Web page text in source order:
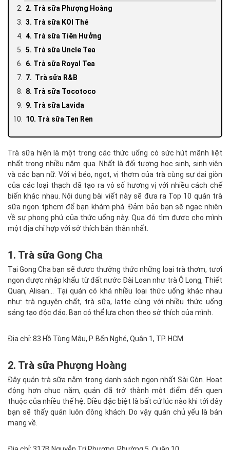
2. Trà sữa Phượng Hoàng
3. Trà sữa KOI Thé
4. Trà sữa Tiên Hưởng
5. Trà sữa Uncle Tea
6. Trà sữa Royal Tea
7. Trà sữa R&B
8. Trà sữa Tocotoco
9. Trà sữa Lavida
10. Trà sữa Ten Ren
Trà sữa hiện là một trong các thức uống có sức hút mãnh liệt
nhất trong nhiều năm qua. Nhất là đối tượng học sinh, sinh viên
và các bạn nữ. Với vị béo, ngọt, vị thơm của trà cùng sự dai giòn
của các loại thạch đã tạo ra vô số hương vị với nhiều cách chế
biến khác nhau. Nội dung bài viết này sẽ đưa ra Top 10 quán trà
sữa ngon tphcm để bạn khám phá. Đảm bảo bạn sẽ ngạc nhiên
về sự phong phú của thức uống này. Qua đó tìm được cho mình
một địa chỉ hợp với sở thích bản thân nhất.
1. Trà sữa Gong Cha
Tại Gong Cha bạn sẽ được thưởng thức những loại trà thơm, tươi
ngon được nhập khẩu từ đất nước Đài Loan như trà Ô Long, Thiết
Quan, Alisan... Tại quán có khá nhiều loại thức uống khác nhau
như: trà nguyên chất, trà sữa, latte cùng với nhiều thức uống
sáng tạo độc đáo. Bạn có thể lựa chọn theo sở thích của mình.
Địa chỉ: 83 Hồ Tùng Mậu, P. Bến Nghé, Quận 1, TP. HCM
2. Trà sữa Phượng Hoàng
Đây quán trà sữa nằm trong danh sách ngon nhất Sài Gòn. Hoạt
động hơn chục năm, quán đã trở thành một điểm đến quen
thuộc của nhiều thế hệ. Điều đặc biệt là bất cứ lúc nào khi tới đây
bạn sẽ thấy quán luôn đông khách. Do vậy quán chủ yếu là bán
mang về.